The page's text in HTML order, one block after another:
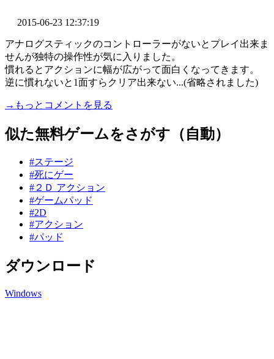
2015-06-23 12:37:19
アナログスティックのコントローラーがないとプレイ出来ま
せんが独特の操作性が気に入りました。
慣れるとアクションに幅が広がって面白くなってきます。
逆に慣れないと1面すらクリア出来ない...(省略されました)
→もっとコメントを見る
似た無料ゲームをさがす（自動）
#ステージ
#死にゲー
#２Ｄ アクション
#ゲームパッド
#2D
#アクション
#パッド
ダウンロード
Windows